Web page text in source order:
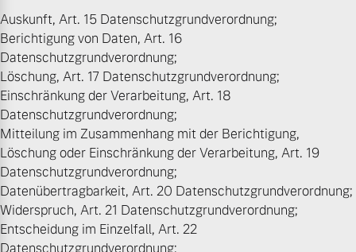
Auskunft, Art. 15 Datenschutzgrundverordnung;
Berichtigung von Daten, Art. 16
Datenschutzgrundverordnung;
Löschung, Art. 17 Datenschutzgrundverordnung;
Einschränkung der Verarbeitung, Art. 18
Datenschutzgrundverordnung;
Mitteilung im Zusammenhang mit der Berichtigung,
Löschung oder Einschränkung der Verarbeitung, Art. 19
Datenschutzgrundverordnung;
Datenübertragbarkeit, Art. 20 Datenschutzgrundverordnung;
Widerspruch, Art. 21 Datenschutzgrundverordnung;
Entscheidung im Einzelfall, Art. 22
Datenschutzgrundverordnung;